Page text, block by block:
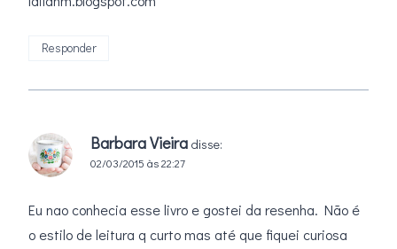
Responder
Barbara Vieira disse:
02/03/2015 às 22:27
Eu nao conhecia esse livro e gostei da resenha. Não é
o estilo de leitura q curto mas até que fiquei curiosa